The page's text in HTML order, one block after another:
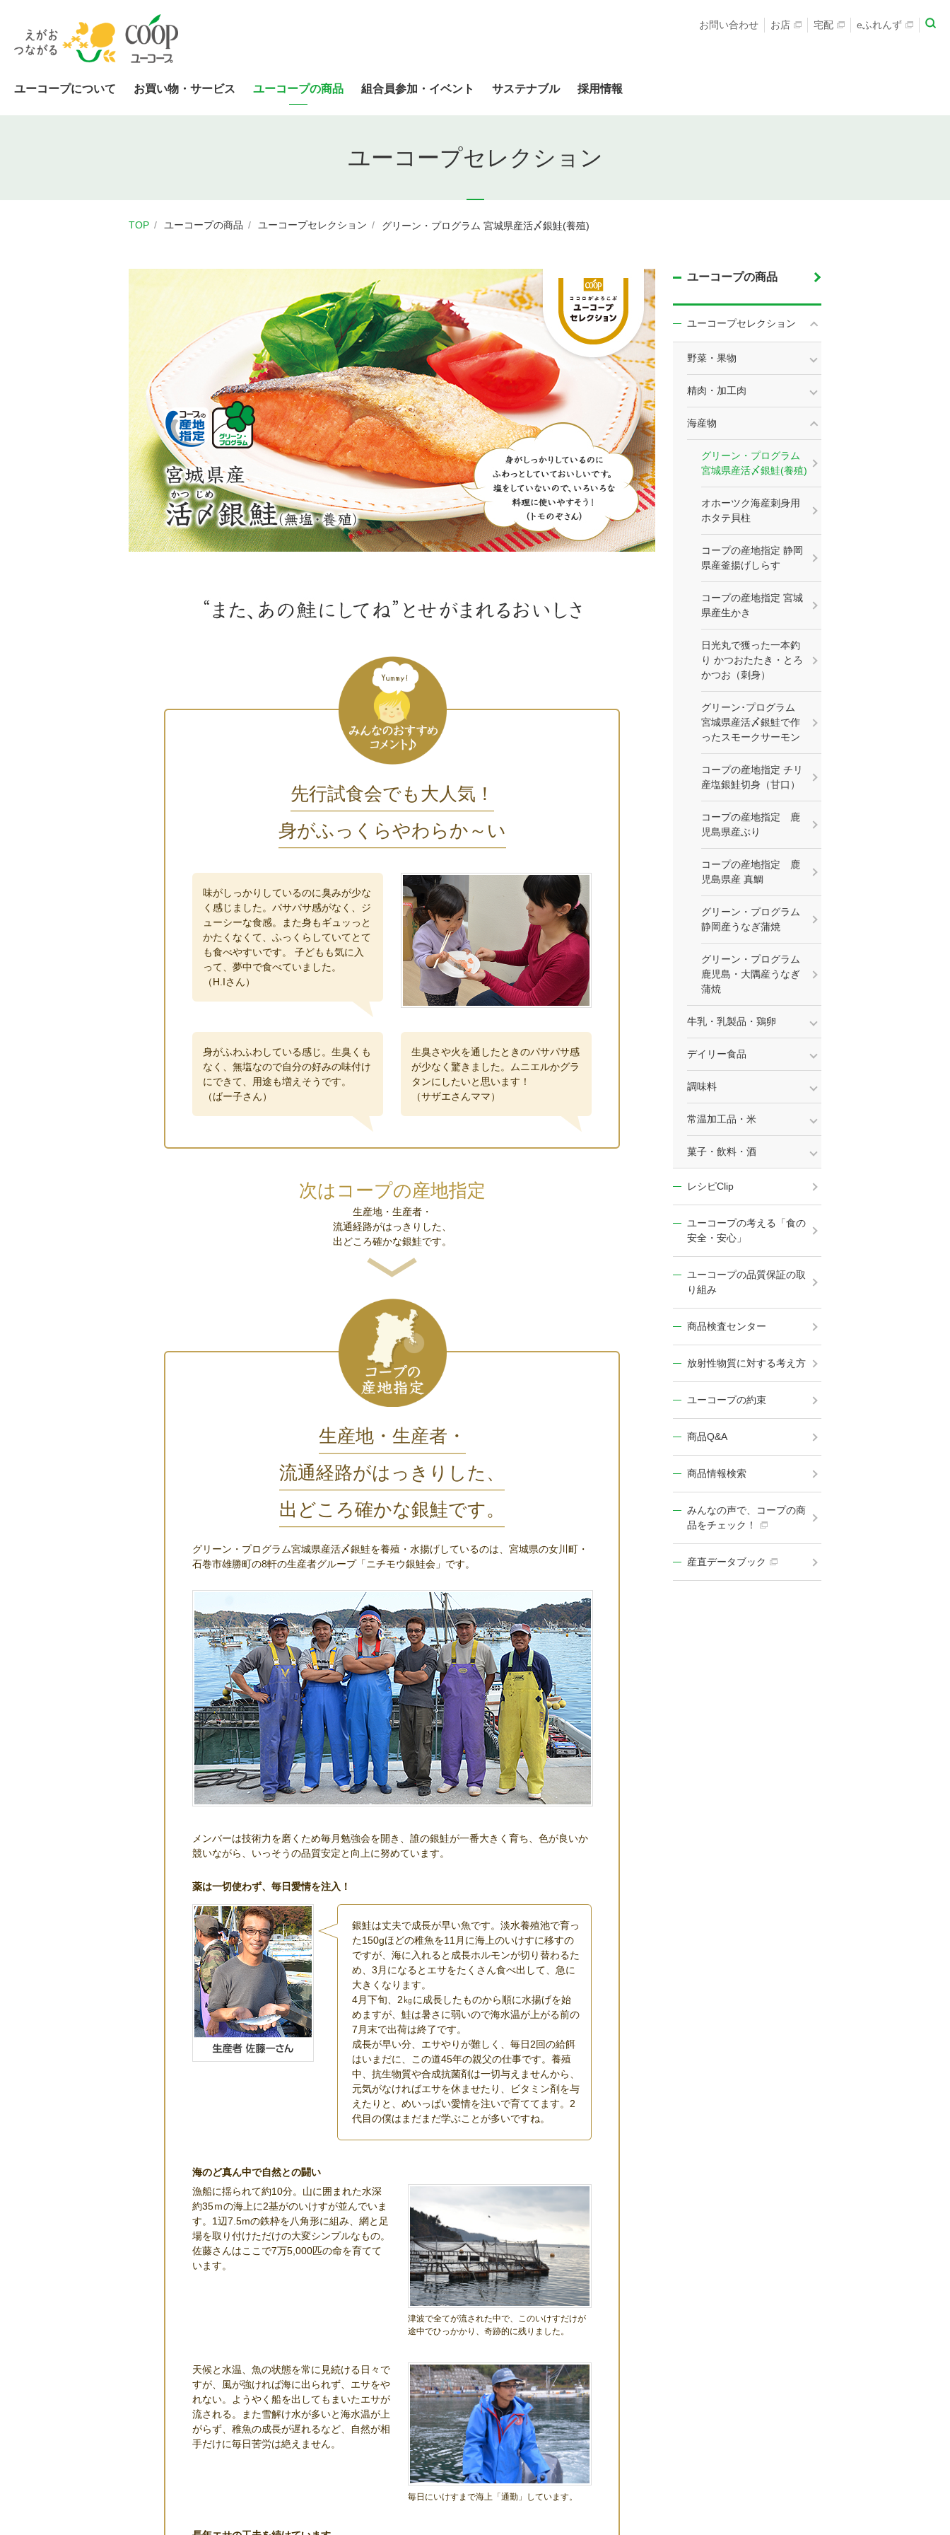
ユーコープについて お買い物・サービス ユーコープの商品 組合員参加・イベント サステナブル 採用情報
お問い合わせ お店 宅配 eふれんず
ユーコープセレクション
TOP ユーコープの商品 ユーコープセレクション グリーン・プログラム 宮城県産活〆銀鮭(養殖)
先行試食会でも大人気！
身がふっくらやわらか～い
味がしっかりしているのに臭みが少な
く感じました。パサパサ感がなく、ジ
ューシーな食感。また身もギュッっと
かたくなくて、ふっくらしていてとて
も食べやすいです。 子どもも気に入
って、夢中で食べていました。
（H.Iさん）
身がふわふわしている感じ。生臭くも
なく、無塩なので自分の好みの味付け
にできて、用途も増えそうです。
（ばー子さん）
生臭さや火を通したときのパサパサ感
が少なく驚きました。ムニエルかグラ
タンにしたいと思います！
（サザエさんママ）
次はコープの産地指定
生産地・生産者・
流通経路がはっきりした、
出どころ確かな銀鮭です。
生産地・生産者・
流通経路がはっきりした、
出どころ確かな銀鮭です。
グリーン・プログラム宮城県産活〆銀鮭を養殖・水揚げしているのは、宮城県の女川町・
石巻市雄勝町の8軒の生産者グループ「ニチモウ銀鮭会」です。
メンバーは技術力を磨くため毎月勉強会を開き、誰の銀鮭が一番大きく育ち、色が良いか
競いながら、いっそうの品質安定と向上に努めています。
薬は一切使わず、毎日愛情を注入！
銀鮭は丈夫で成長が早い魚です。淡水養殖池で育っ
た150gほどの稚魚を11月に海上のいけすに移すの
ですが、海に入れると成長ホルモンが切り替わるた
め、3月になるとエサをたくさん食べ出して、急に
大きくなります。
4月下旬、2㎏に成長したものから順に水揚げを始
めますが、鮭は暑さに弱いので海水温が上がる前の
7月末で出荷は終了です。
成長が早い分、エサやりが難しく、毎日2回の給餌
はいまだに、この道45年の親父の仕事です。養殖
中、抗生物質や合成抗菌剤は一切与えませんから、
元気がなければエサを休ませたり、ビタミン剤を与
えたりと、めいっぱい愛情を注いで育ててます。2
代目の僕はまだまだ学ぶことが多いですね。
海のど真ん中で自然との闘い
津波で全てが流された中で、このいけすだけが
途中でひっかかり、奇跡的に残りました。
漁船に揺られて約10分。山に囲まれた水深
約35ｍの海上に2基がのいけすが並んでいま
す。1辺7.5mの鉄枠を八角形に組み、網と足
場を取り付けただけの大変シンプルなもの。
佐藤さんはここで7万5,000匹の命を育てて
います。
毎日にいけすまで海上「通勤」しています。
天候と水温、魚の状態を常に見続ける日々で
すが、風が強ければ海に出られず、エサをや
れない。ようやく船を出してもまいたエサが
流される。また雪解け水が多いと海水温が上
がらず、稚魚の成長が遅れるなど、自然が相
手だけに毎日苦労は絶えません。
ユーコープの商品
ユーコープセレクション
野菜・果物
精肉・加工肉
海産物
グリーン・プログラム
宮城県産活〆銀鮭(養殖)
オホーツク海産刺身用
ホタテ貝柱
コープの産地指定 静岡
県産釜揚げしらす
コープの産地指定 宮城
県産生かき
日光丸で獲った一本釣
り かつおたたき・とろ
かつお（刺身）
グリーン･プログラム
宮城県産活〆銀鮭で作
ったスモークサーモン
コープの産地指定 チリ
産塩銀鮭切身（甘口）
コープの産地指定 鹿
児島県産ぶり
コープの産地指定 鹿
児島県産 真鯛
グリーン・プログラム
静岡産うなぎ蒲焼
グリーン・プログラム
鹿児島・大隅産うなぎ
蒲焼
牛乳・乳製品・鶏卵
デイリー食品
調味料
常温加工品・米
菓子・飲料・酒
レシピClip
ユーコープの考える「食の
安全・安心」
ユーコープの品質保証の取
り組み
商品検査センター
放射性物質に対する考え方
ユーコープの約束
商品Q&A
商品情報検索
みんなの声で、コープの商
品をチェック！
産直データブック